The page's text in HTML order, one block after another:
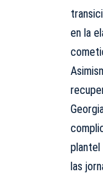
en la
plantel
las